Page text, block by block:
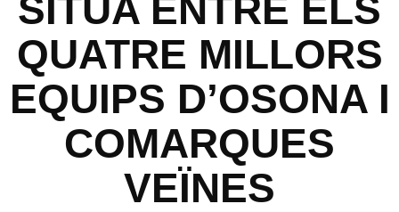
SITUA ENTRE ELS
QUATRE MILLORS
EQUIPS D’OSONA I
COMARQUES
VEÏNES